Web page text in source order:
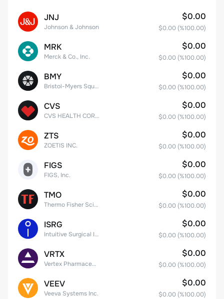
JNJ
Johnson & Johnson
$0.00
$0.00 (%100.00)
MRK
Merck & Co., Inc.
$0.00
$0.00 (%100.00)
BMY
Bristol-Myers Squibb Co.
$0.00
$0.00 (%100.00)
CVS
CVS HEALTH CORPORATION
$0.00
$0.00 (%100.00)
ZTS
ZOETIS INC.
$0.00
$0.00 (%100.00)
FIGS
FIGS, Inc.
$0.00
$0.00 (%100.00)
TMO
Thermo Fisher Scientific, Inc.
$0.00
$0.00 (%100.00)
ISRG
Intuitive Surgical Inc.
$0.00
$0.00 (%100.00)
VRTX
Vertex Pharmaceuticals Inc
$0.00
$0.00 (%100.00)
VEEV
Veeva Systems Inc.
$0.00
$0.00 (%100.00)